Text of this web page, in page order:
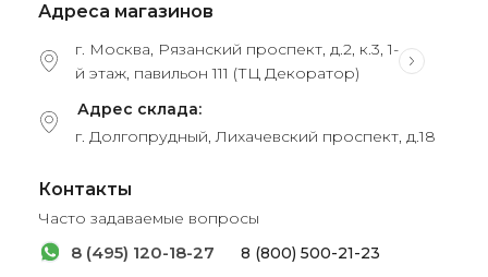
Адреса магазинов
г. Москва, Рязанский проспект, д.2, к.3, 1-
й этаж, павильон 111 (ТЦ Декоратор)
Адрес склада:
г. Долгопрудный, Лихачевский проспект, д.18
Контакты
Часто задаваемые вопросы
8 (495) 120-18-27
8 (800) 500-21-23